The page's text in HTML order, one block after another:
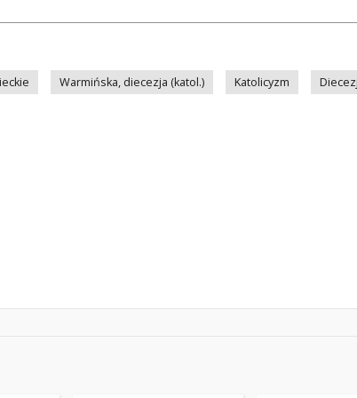
Warmińska, diecezja (katol.) Katolicyzm